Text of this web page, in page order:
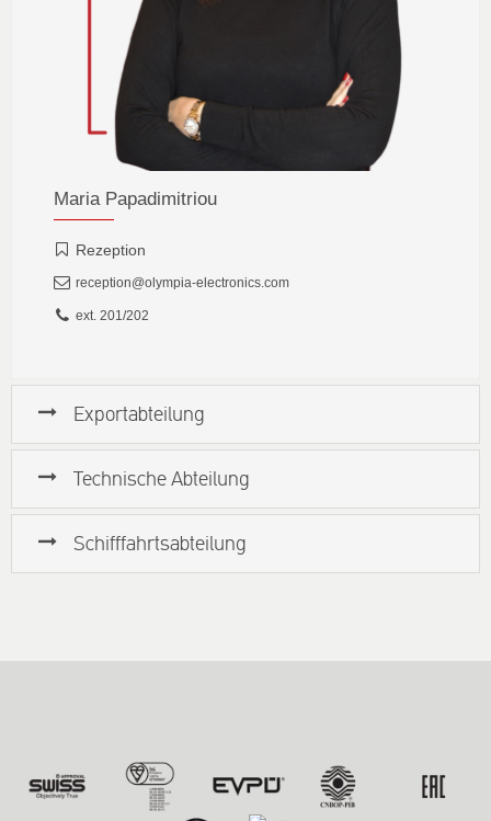
Maria Papadimitriou
Rezeption
reception@olympia-electronics.com
ext. 201/202
Exportabteilung
Technische Abteilung
Schifffahrtsabteilung